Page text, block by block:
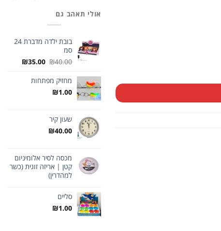
אולי תאהב גם
בובת ילדה מדברת 24
סמ
₪40.00
המחיר
היה:
₪35.00
מחזיק מפתחות
₪1.00
שעון קיר
₪40.00
מכסה לסיר אלומיניום
קטן | אריזה זוגית (כשר
למהדרין)
סליים
₪1.00